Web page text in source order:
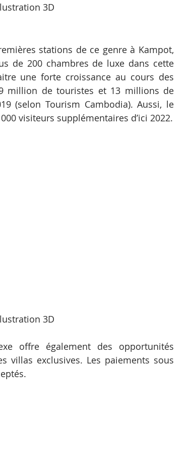
3D
stations de ce genre à Kampot,
de 200 chambres de luxe dans cette
une forte croissance au cours des
million de touristes et 13 millions de
(selon Tourism Cambodia). Aussi, le
visiteurs supplémentaires d’ici 2022.
3D
offre également des opportunités
villas exclusives. Les paiements sous